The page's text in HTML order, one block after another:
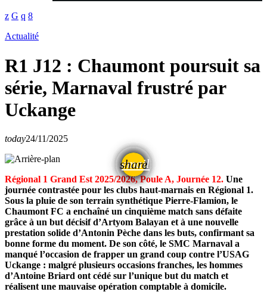
Actualité
R1 J12 : Chaumont poursuit sa
série, Marnaval frustré par
Uckange
today24/11/2025
share
email
Régional 1 Grand Est 2025/2026, Poule A, Journée 12. Une
journée contrastée pour les clubs haut-marnais en Régional 1.
Sous la pluie de son terrain synthétique Pierre-Flamion, le
Chaumont FC a enchaîné un cinquième match sans défaite
grâce à un but décisif d’Artyom Balayan et à une nouvelle
prestation solide d’Antonin Pèche dans les buts, confirmant sa
bonne forme du moment. De son côté, le SMC Marnaval a
manqué l’occasion de frapper un grand coup contre l’USAG
Uckange : malgré plusieurs occasions franches, les hommes
d’Antoine Briard ont cédé sur l’unique but du match et
réalisent une mauvaise opération comptable à domicile.